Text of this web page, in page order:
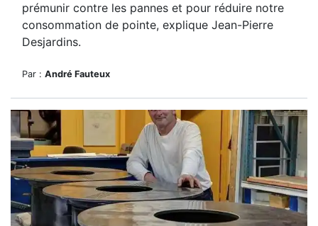
prémunir contre les pannes et pour réduire notre
consommation de pointe, explique Jean-Pierre
Desjardins.
Par : André Fauteux